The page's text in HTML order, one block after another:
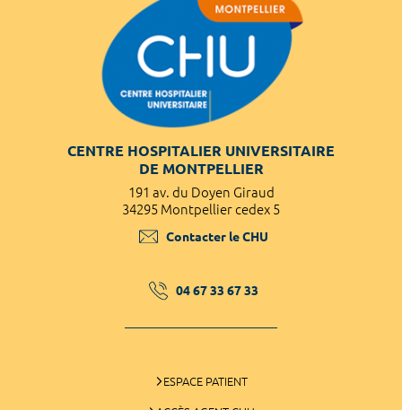
CENTRE HOSPITALIER UNIVERSITAIRE
DE MONTPELLIER
191 av. du Doyen Giraud
34295 Montpellier cedex 5
Contacter le CHU
04 67 33 67 33
ESPACE PATIENT